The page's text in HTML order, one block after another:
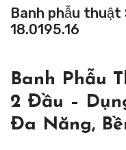
Banh phẫu thuật
18.0195.16
Banh Phẫu
2 Đầu –
Đa Năng,